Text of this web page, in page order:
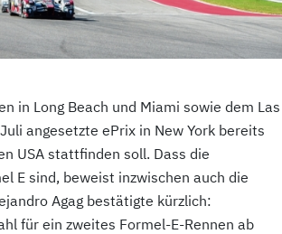
in Long Beach und Miami sowie dem Las
angesetzte ePrix in New York bereits
USA stattfinden soll. Dass die
E sind, beweist inzwischen auch die
Agag bestätigte kürzlich:
für ein zweites Formel-E-Rennen ab